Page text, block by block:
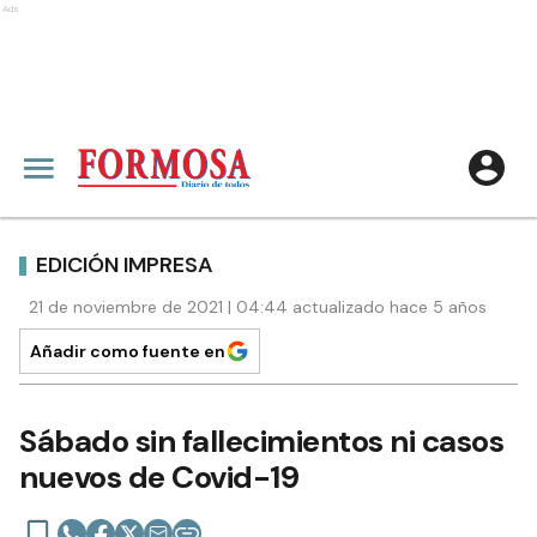
Ads
EDICIÓN IMPRESA
21 de noviembre de 2021 | 04:44 actualizado hace 5 años
Añadir como fuente en
Sábado sin fallecimientos ni casos
nuevos de Covid-19